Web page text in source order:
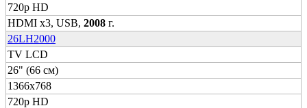
720p HD
HDMI x3, USB, 2008 г.
26LH2000
TV LCD
26" (66 см)
1366x768
720p HD